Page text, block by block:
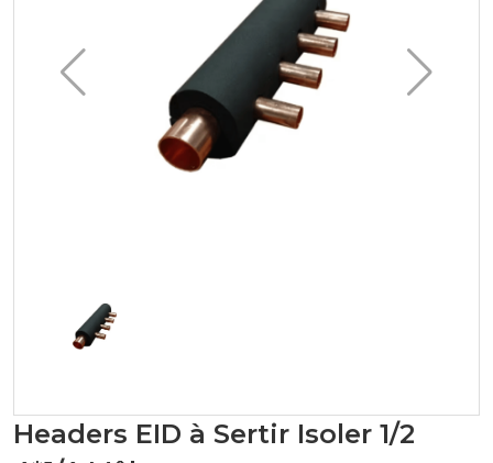
Headers EID à Sertir Isoler 1/2